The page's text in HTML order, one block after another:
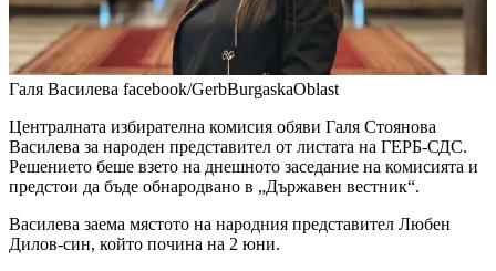
Галя Василева facebook/GerbBurgaskaOblast
Централната избирателна комисия обяви Галя Стоянова
Василева за народен представител от листата на ГЕРБ-СДС.
Решението беше взето на днешното заседание на комисията и
предстои да бъде обнародвано в „Държавен вестник“.
Василева заема мястото на народния представител Любен
Дилов-син, който почина на 2 юни.